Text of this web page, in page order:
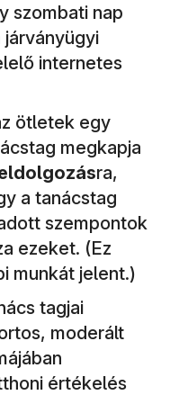
szombati nap
internetes
ötletek egy
megkapja
ra,
a tanácstag
szempontok
ezeket. (Ez
munkát jelent.)
tagjai
moderált
értékelés